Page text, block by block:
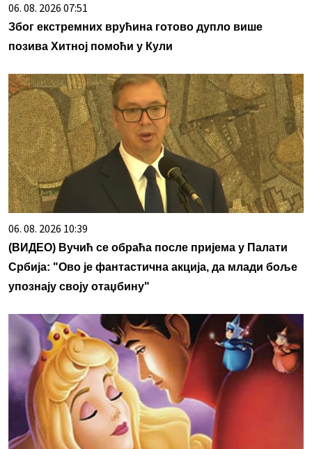
06. 08. 2026 07:51
Због екстремних врућина готово дупло више
позива Хитној помоћи у Кули
06. 08. 2026 10:39
(ВИДЕО) Вучић се обраћа после пријема у Палати
Србија: "Ово је фантастична акција, да млади боље
упознају своју отаџбину"